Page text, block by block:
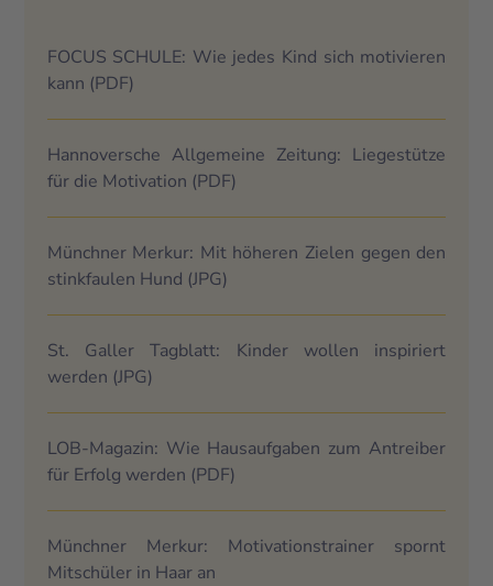
FOCUS SCHULE: Wie jedes Kind sich motivieren
kann (PDF)
Hannoversche Allgemeine Zeitung: Liegestütze
für die Motivation (PDF)
Münchner Merkur: Mit höheren Zielen gegen den
stinkfaulen Hund (JPG)
St. Galler Tagblatt: Kinder wollen inspiriert
werden (JPG)
LOB-Magazin: Wie Hausaufgaben zum Antreiber
für Erfolg werden (PDF)
Münchner Merkur: Motivationstrainer spornt
Mitschüler in Haar an